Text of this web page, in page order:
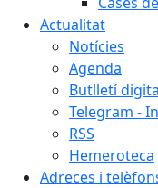
Actualitat
Notícies
Agenda
Butlletí
Telegram -
RSS
Hemeroteca
Adreces i